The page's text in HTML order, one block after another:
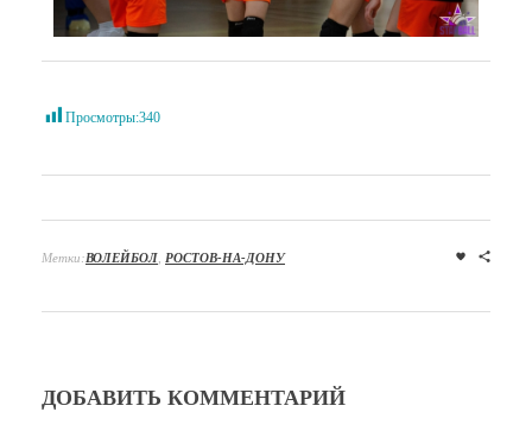
Просмотры:340
Метки:ВОЛЕЙБОЛ РОСТОВ-НА-ДОНУ
ДОБАВИТЬ КОММЕНТАРИЙ